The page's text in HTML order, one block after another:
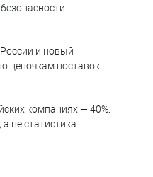
и новый
цепочкам поставок
компаниях — 40%:
не статистика